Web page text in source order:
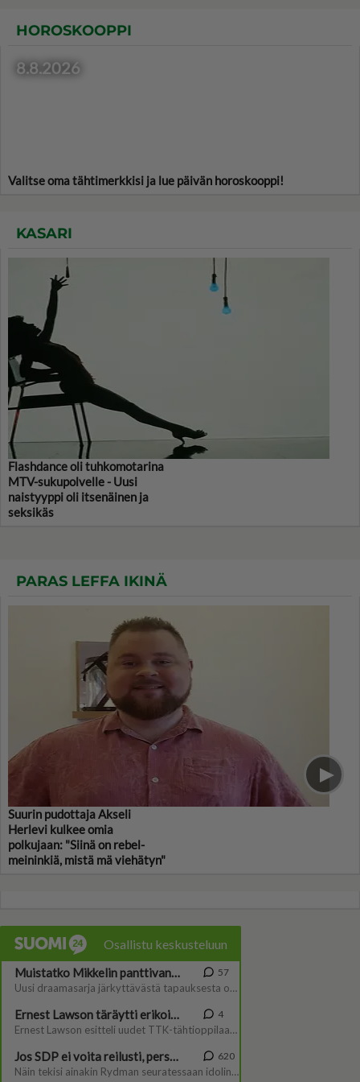
HOROSKOOPPI
8.8.2026
Valitse oma tähtimerkkisi ja lue päivän horoskooppi!
KASARI
Flashdance oli tuhkomotarina
MTV-sukupolvelle - Uusi
naistyyppi oli itsenäinen ja
seksikäs
PARAS LEFFA IKINÄ
Suurin pudottaja Akseli
Herlevi kulkee omia
polkujaan: "Siinä on rebel-
meininkiä, mistä mä viehätyn"